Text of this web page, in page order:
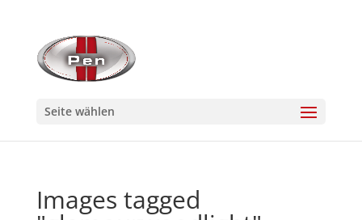
Seite wählen
Images tagged